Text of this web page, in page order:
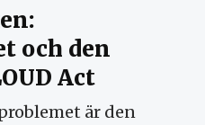
och den
Act
är den